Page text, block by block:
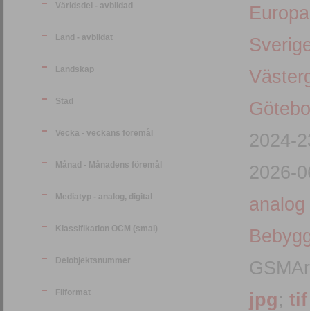
Världsdel - avbildad Europa
Land - avbildat
Landskap
Stad
Vecka - veckans föremål 2024-
Månad - Månadens föremål 2026-
Mediatyp - analog, digital analog
Klassifikation OCM (smal)
Delobjektsnummer
Filformat jpg; tif